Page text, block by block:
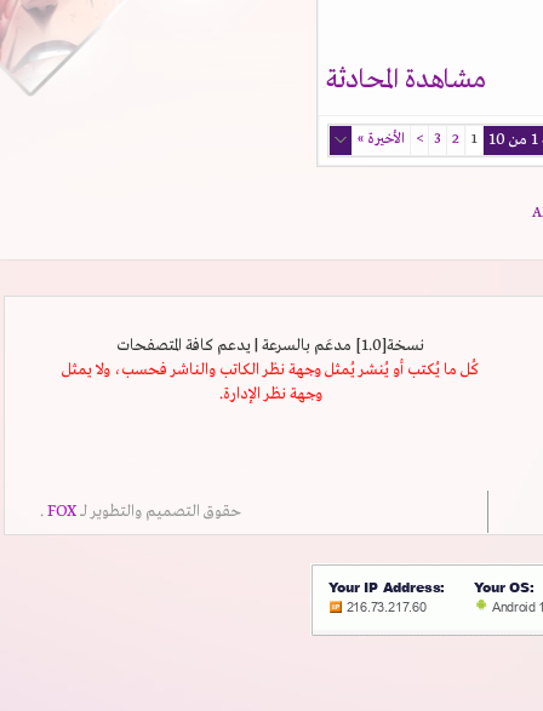
مشاهدة المحادثة
2
> الأخيرة»
نسخة[1.0] مدعَم بالسرعة | يدعم كافة المتصفحات
كُل ما يُكتب أو يُنشر يُمثل وجهة نظر الكاتب والناشر فحسب، ولا يمثل
وجهة نظر الإدارة.
حقوق التصميم والتطوير لــFOX
.